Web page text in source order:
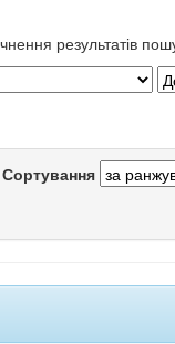
результатів
Сортування